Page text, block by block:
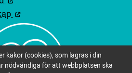
kakor (cookies), som lagras i din
nödvändiga för att webbplatsen ska